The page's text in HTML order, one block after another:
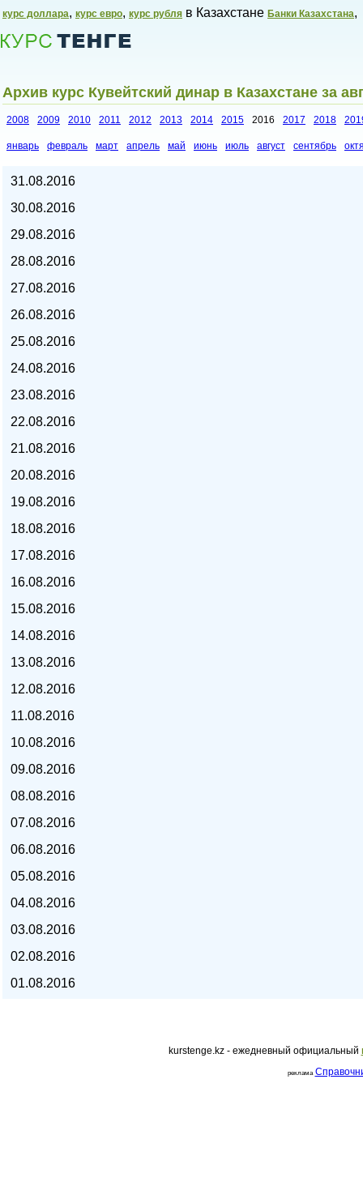
курс доллара, курс евро, курс рубля в Казахстане Банки Казахстана,
Курсы валют в Казахстане,
курс евро, курс рубля -
Архив курс Кувейтский динар в Казахстане за
2008 2009 2010 2011 2012 2013 2014 2015 2016 2017 2018
январь февраль март апрель май июнь июль август сентябрь
31.08.2016
30.08.2016
29.08.2016
28.08.2016
27.08.2016
26.08.2016
25.08.2016
24.08.2016
23.08.2016
22.08.2016
21.08.2016
20.08.2016
19.08.2016
18.08.2016
17.08.2016
16.08.2016
15.08.2016
14.08.2016
13.08.2016
12.08.2016
11.08.2016
10.08.2016
09.08.2016
08.08.2016
07.08.2016
06.08.2016
05.08.2016
04.08.2016
03.08.2016
02.08.2016
01.08.2016
kurstenge.kz - ежедневный официальный
реклама